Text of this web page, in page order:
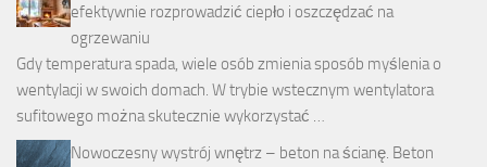
efektywnie rozprowadzić ciepło i oszczędzać na
ogrzewaniu
Gdy temperatura spada, wiele osób zmienia sposób myślenia o
wentylacji w swoich domach. W trybie wstecznym wentylatora
sufitowego można skutecznie wykorzystać …
Nowoczesny wystrój wnętrz – beton na ścianę. Beton